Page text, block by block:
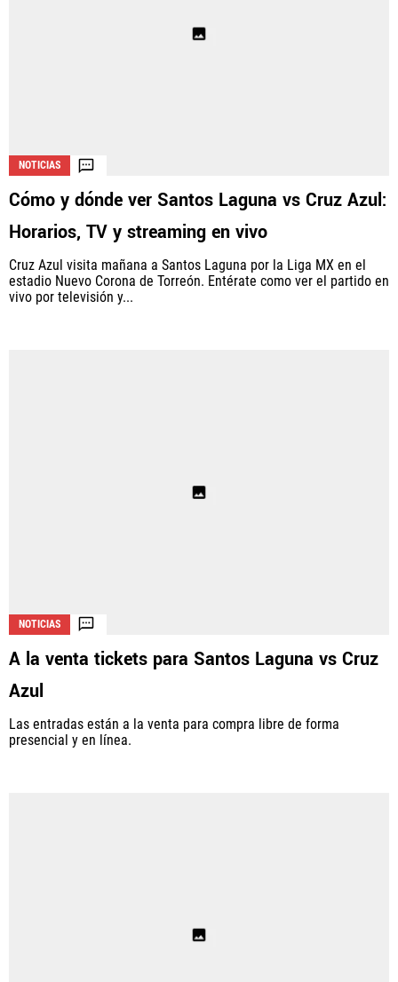
NOTICIAS
Cómo y dónde ver Santos Laguna vs Cruz Azul:
Horarios, TV y streaming en vivo
Cruz Azul visita mañana a Santos Laguna por la Liga MX en el
estadio Nuevo Corona de Torreón. Entérate como ver el partido en
vivo por televisión y...
NOTICIAS
A la venta tickets para Santos Laguna vs Cruz
Azul
Las entradas están a la venta para compra libre de forma
presencial y en línea.